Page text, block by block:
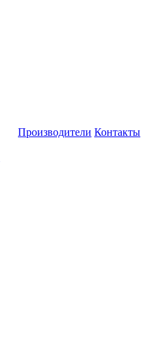
Производители Контакты